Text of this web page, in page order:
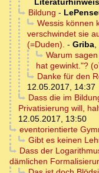
Literaturhinweis
Bildung -
Wessis können
verschwindet sie
(=Duden). - Griba,
Warum
hat gewinkt."?
Danke für den
12.05.2017, 14:37
Dass die im
Privatisierung will,
12.05.2017, 13:50
eventorientierte
Gibt es keinen
Dass der
dämlichen